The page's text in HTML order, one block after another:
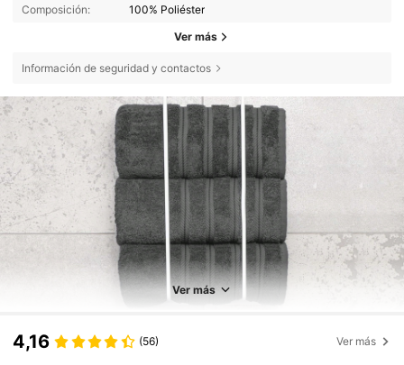
Composición:
100% Poliéster
Ver más
Información de seguridad y contactos
Ver más
4,16 (56) Ver más